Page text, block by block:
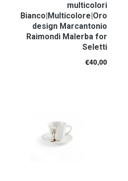
multicolori
Bianco|Multicolore|Oro
design Marcantonio
Raimondi Malerba for
Seletti
€40,00